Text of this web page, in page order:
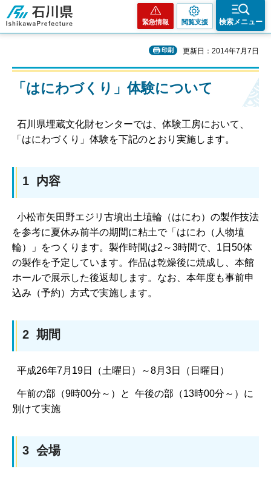
石川県
緊急情報 閲覧支援 検索メニュー
印刷 更新日：2014年7月7日
「はにわづくり」体験について
石川県埋蔵文化財センターでは、体験工房において、
「はにわづくり」体験を下記のとおり実施します。
1 内容
小松市矢田野エジリ古墳出土埴輪（はにわ）の製作技法
を参考に夏休み前半の期間に粘土で「はにわ（人物埴
輪）」をつくります。製作時間は2～3時間で、1日50体
の製作を予定しています。作品は乾燥後に焼成し、本館
ホールで展示した後返却します。なお、本年度も事前申
込み（予約）方式で実施します。
2 期間
平成26年7月19日（土曜日）～8月3日（日曜日）
午前の部（9時00分～）と 午後の部（13時00分～）に
別けて実施
3 会場